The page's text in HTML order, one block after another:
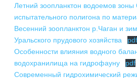
Летний зоопланктон водоемов зоны
испытательного полигона по
Весенний зоопланктон р.Чаган и
Уральского прудового хозяйства
pdf
Особенности влияния водного
водохранилища на гидрофауну
pdf
Современный гидрохимический